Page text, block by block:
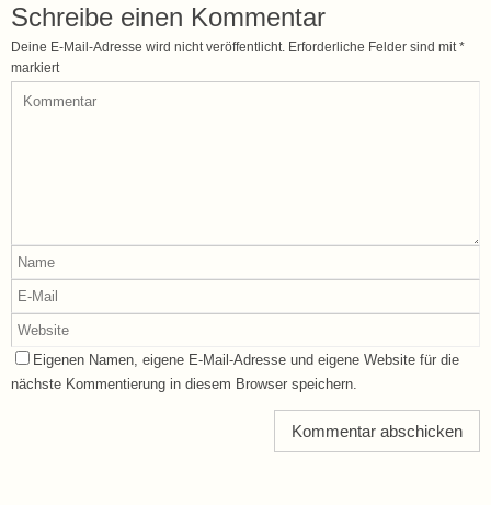
Schreibe einen Kommentar
Deine E-Mail-Adresse wird nicht veröffentlicht. Erforderliche Felder sind mit *
markiert
Eigenen Namen, eigene E-Mail-Adresse und eigene Website für die
nächste Kommentierung in diesem Browser speichern.